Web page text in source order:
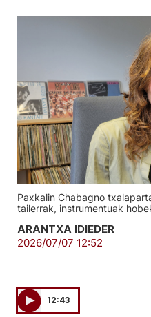
Paxkalin Chabagno
tailerrak, instrumentuak
ARANTXA IDIEDER
2026/07/07 12:52
12:43